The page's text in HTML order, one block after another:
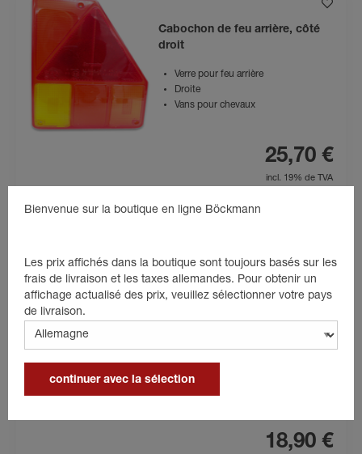
Cabochon de feu arrière, côté
droit
Verre pour feu arrière
Droite
Vans pour chevaux
25,70 €
incl. 19% de TVA
Détails du produit dans le panier
Liens
18,90 €
Bienvenue sur la boutique en ligne Böckmann
Les prix affichés dans la boutique sont toujours basés sur les
frais de livraison et les taxes allemandes. Pour obtenir un
affichage actualisé des prix, veuillez sélectionner votre pays
de livraison.
continuer avec la sélection